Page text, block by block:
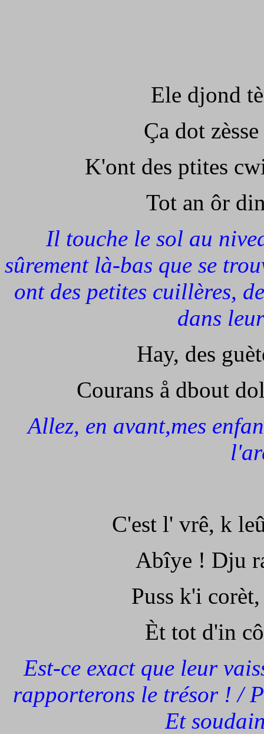
Ele djond
Ça dot
K'ont des ptites
Tot an ôr
Il touche le sol au
sûrement là-bas que se
ont des petites cuillères,
dans
Hay, des
Courans å dbout
Allez, en avant,mes
C'est l' vrê, k
Abîye ! Dju
Puss k'i
Èt tot d'in
Est-ce exact que leur
rapporterons le trésor ! /
Et